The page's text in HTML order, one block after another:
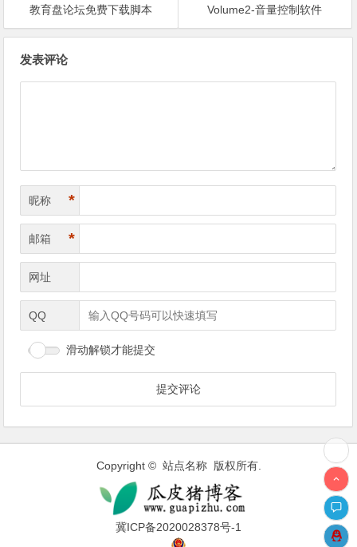
教育盘论坛免费下载脚本
Volume2-音量控制软件
发表评论
昵称 *
邮箱 *
网址
QQ
滑动解锁才能提交
Copyright © 站点名称 版权所有.
冀ICP备2020028378号-1